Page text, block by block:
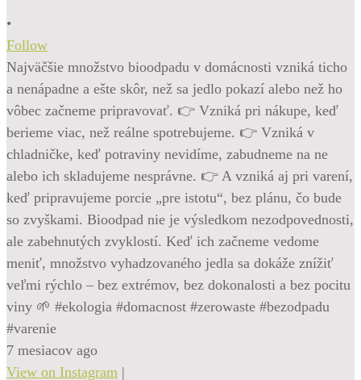
•
Follow
Najväčšie množstvo bioodpadu v domácnosti vzniká ticho
a nenápadne a ešte skôr, než sa jedlo pokazí alebo než ho
vôbec začneme pripravovať. 👉 Vzniká pri nákupe, keď
berieme viac, než reálne spotrebujeme. 👉 Vzniká v
chladničke, keď potraviny nevidíme, zabudneme na ne
alebo ich skladujeme nesprávne. 👉 A vzniká aj pri varení,
keď pripravujeme porcie „pre istotu“, bez plánu, čo bude
so zvyškami. Bioodpad nie je výsledkom nezodpovednosti,
ale zabehnutých zvyklostí. Keď ich začneme vedome
meniť, množstvo vyhadzovaného jedla sa dokáže znížiť
veľmi rýchlo – bez extrémov, bez dokonalosti a bez pocitu
viny 🌱 #ekologia #domacnost #zerowaste #bezodpadu
#varenie
7 mesiacov ago
View on Instagram |